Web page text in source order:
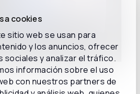
cookies
sitio web se usan para
y los anuncios, ofrecer
sociales y analizar el tráfico.
información sobre el uso
con nuestros partners de
los resultados: así fue
México